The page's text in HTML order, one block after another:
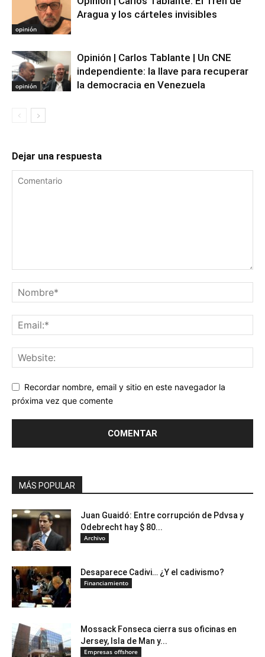
opinión
Aragua y los cárteles invisibles
opinión
Opinión | Carlos Tablante | Un CNE
independiente: la llave para recuperar
la democracia en Venezuela
Dejar una respuesta
Recordar nombre, email y sitio en este navegador la
próxima vez que comente
MÁS POPULAR
Juan Guaidó: Entre corrupción de Pdvsa y
Odebrecht hay $ 80...
Archivo
Desaparece Cadivi… ¿Y el cadivismo?
Financiamiento
Mossack Fonseca cierra sus oficinas en
Jersey, Isla de Man y...
Empresas offshore